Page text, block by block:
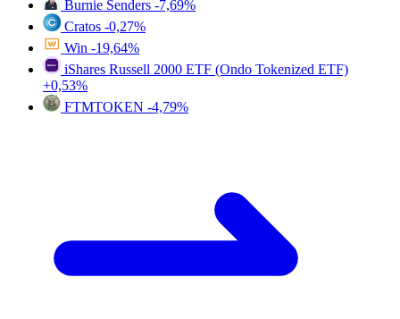
Burnie Senders -7,69%
Cratos -0,27%
Win -19,64%
iShares Russell 2000 ETF (Ondo Tokenized ETF)
+0,53%
FTMTOKEN -4,79%